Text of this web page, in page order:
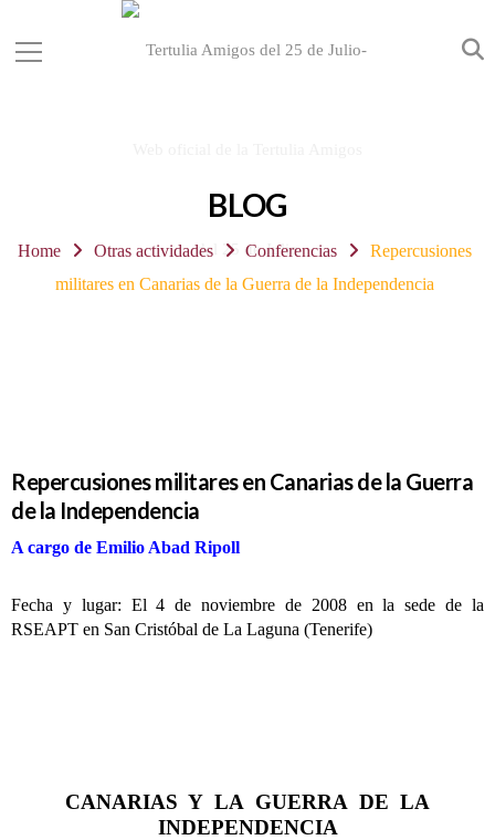
BLOG
Home Otras actividades Conferencias
Repercusiones
militares en Canarias de la Guerra de la Independencia
Repercusiones militares en Canarias de la Guerra
de la Independencia
A cargo de Emilio Abad Ripoll
Fecha y lugar: El 4 de noviembre de 2008 en la sede de la
RSEAPT en San Cristóbal de La Laguna (Tenerife)
CANARIAS Y LA GUERRA DE LA
INDEPENDENCIA